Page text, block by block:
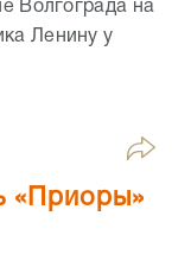
Волгограда на
Ленину у
«Приоры»